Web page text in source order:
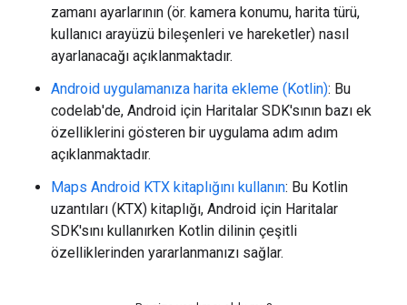
zamanı ayarlarının (ör. kamera konumu, harita türü,
kullanıcı arayüzü bileşenleri ve hareketler) nasıl
ayarlanacağı açıklanmaktadır.
Android uygulamanıza harita ekleme (Kotlin): Bu
codelab'de, Android için Haritalar SDK'sının bazı ek
özelliklerini gösteren bir uygulama adım adım
açıklanmaktadır.
Maps Android KTX kitaplığını kullanın: Bu Kotlin
uzantıları (KTX) kitaplığı, Android için Haritalar
SDK'sını kullanırken Kotlin dilinin çeşitli
özelliklerinden yararlanmanızı sağlar.